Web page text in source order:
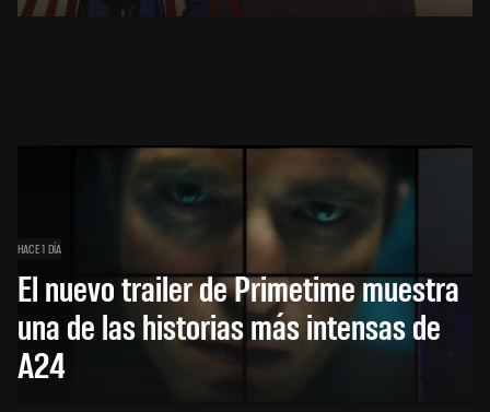
HACE 1 DÍA
El nuevo trailer de Primetime muestra
una de las historias más intensas de
A24